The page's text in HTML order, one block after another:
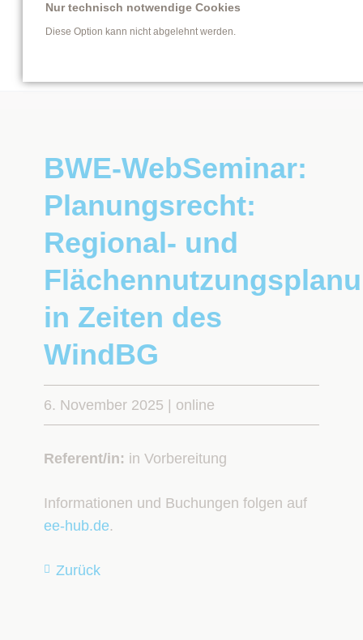
BWE-WebSeminar:
Planungsrecht:
Regional- und
in Zeiten des
WindBG
6. November 2025 | online
Referent/in: in Vorbereitung
Informationen und Buchungen folgen auf
ee-hub.de.
Zurück
Nur technisch notwendige Cookies
Diese Option kann nicht abgelehnt werden.